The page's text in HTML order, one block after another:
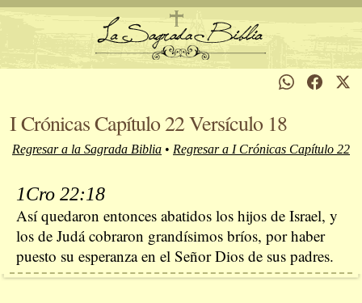
I Crónicas Capítulo 22 Versículo 18
Regresar a la Sagrada Biblia • Regresar a I Crónicas Capítulo 22
1Cro 22:18
Así quedaron entonces abatidos los hijos de Israel, y
los de Judá cobraron grandísimos bríos, por haber
puesto su esperanza en el Señor Dios de sus padres.